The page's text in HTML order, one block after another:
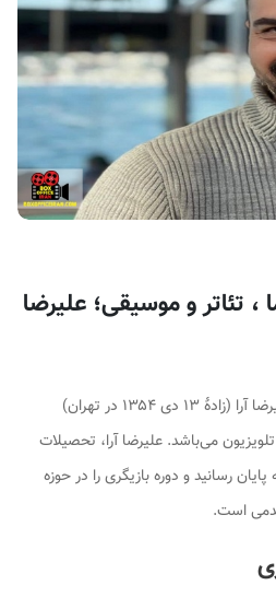
سینما ، تئاتر و موسیقی؛ علیرضا
علیرضا آرا (زادهٔ ۱۳ دی ۱۳۵۴ در تهران)
تلویزیون می‌باشد. علیرضا آرا، تحصیلات
رسانید و دوره بازیگری را در حوزه
است.